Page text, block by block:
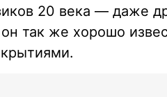
20 века — даже
так же хорошо